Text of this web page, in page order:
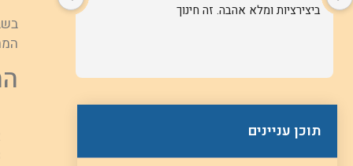
ביצירציות ומלא אהבה. זה חינוך
תוכן עניינים